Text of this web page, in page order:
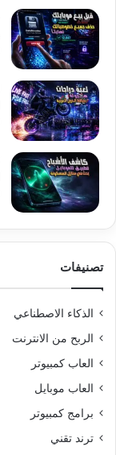
تصنيفات
الذكاء الاصطناعي
الربح من الانترنت
العاب كمبيوتر
العاب موبايل
برامج كمبيوتر
ترند تقني